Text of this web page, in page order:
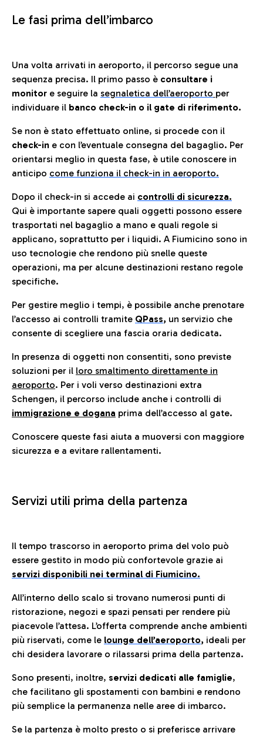
Le fasi prima dell’imbarco
Una volta arrivati in aeroporto, il percorso segue una
sequenza precisa. Il primo passo è consultare i
monitor e seguire la segnaletica dell’aeroporto per
individuare il banco check-in o il gate di riferimento.
Se non è stato effettuato online, si procede con il
check-in e con l’eventuale consegna del bagaglio. Per
orientarsi meglio in questa fase, è utile conoscere in
anticipo come funziona il check-in in aeroporto.
Dopo il check-in si accede ai controlli di sicurezza.
Qui è importante sapere quali oggetti possono essere
trasportati nel bagaglio a mano e quali regole si
applicano, soprattutto per i liquidi. A Fiumicino sono in
uso tecnologie che rendono più snelle queste
operazioni, ma per alcune destinazioni restano regole
specifiche.
Per gestire meglio i tempi, è possibile anche prenotare
l’accesso ai controlli tramite QPass, un servizio che
consente di scegliere una fascia oraria dedicata.
In presenza di oggetti non consentiti, sono previste
soluzioni per il loro smaltimento direttamente in
aeroporto. Per i voli verso destinazioni extra
Schengen, il percorso include anche i controlli di
immigrazione e dogana prima dell’accesso al gate.
Conoscere queste fasi aiuta a muoversi con maggiore
sicurezza e a evitare rallentamenti.
Servizi utili prima della partenza
Il tempo trascorso in aeroporto prima del volo può
essere gestito in modo più confortevole grazie ai
servizi disponibili nei terminal di Fiumicino.
All’interno dello scalo si trovano numerosi punti di
ristorazione, negozi e spazi pensati per rendere più
piacevole l’attesa. L’offerta comprende anche ambienti
più riservati, come le lounge dell’aeroporto, ideali per
chi desidera lavorare o rilassarsi prima della partenza.
Sono presenti, inoltre, servizi dedicati alle famiglie,
che facilitano gli spostamenti con bambini e rendono
più semplice la permanenza nelle aree di imbarco.
Se la partenza è molto presto o si preferisce arrivare